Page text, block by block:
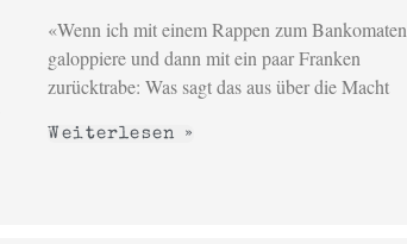
«Wenn ich mit einem Rappen zum Bankomaten
galoppiere und dann mit ein paar Franken
zurücktrabe: Was sagt das aus über die Macht
Weiterlesen »